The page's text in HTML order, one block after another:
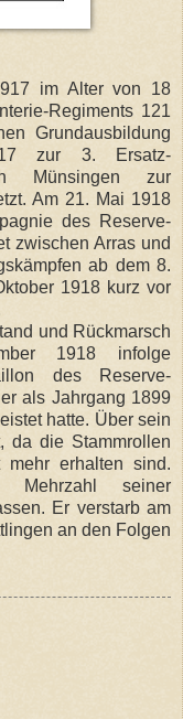
im Alter von 18
Regiments 121
Grundausbildung
zur 3. Ersatz-
Münsingen zur
Am 21. Mai 1918
des Reserve-
zwischen Arras und
ab dem 8.
1918 kurz vor
und Rückmarsch
1918 infolge
des Reserve-
als Jahrgang 1899
hatte. Über sein
da die Stammrollen
mehr erhalten sind.
seiner
Er verstarb am
an den Folgen